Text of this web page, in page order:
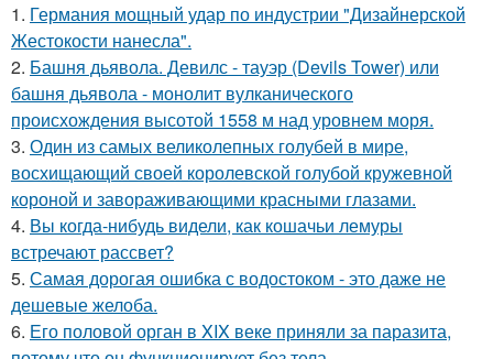
1. Германия мощный удар по индустрии "Дизайнерской
Жестокости нанесла".
2. Башня дьявола. Девилс - тауэр (Devils Tower) или
башня дьявола - монолит вулканического
происхождения высотой 1558 м над уровнем моря.
3. Один из самых великолепных голубей в мире,
восхищающий своей королевской голубой кружевной
короной и завораживающими красными глазами.
4. Вы когда-нибудь видели, как кошачьи лемуры
встречают рассвет?
5. Самая дорогая ошибка с водостоком - это даже не
дешевые желоба.
6. Его половой орган в XIX веке приняли за паразита,